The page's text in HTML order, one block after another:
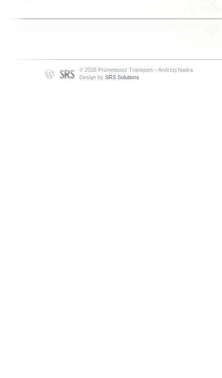
© 2026 Prometeusz Transport – Andrzej Nadra
Design by SRS Solutions